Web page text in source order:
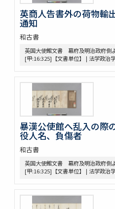
令集解[甲:2:2043]
令集解[甲:2:2364]
近世史料
遠山家記録残闕
豊田友直日記
三井家伝遺書
昌平紀事
宮崎益次郎日記
江戸幕府関係史料
御代官手かがみ
御勝手方御定書并伺之上被仰
奥坊主組頭記録
佐野堀田家関係史料
堀田家記録 公私緊要
大成有司心得
武蔵国下奈良村吉田市右衛門家文
英商人告書外の荷物輸
通知
和古書
英国大使館文書 幕府及明治政府側
[甲:16:325]【文書単位】 | 法学政治
暴漢公使館へ乱入の際
役人名、負傷者
和古書
英国大使館文書 幕府及明治政府側
[甲:16:325]【文書単位】 | 法学政治